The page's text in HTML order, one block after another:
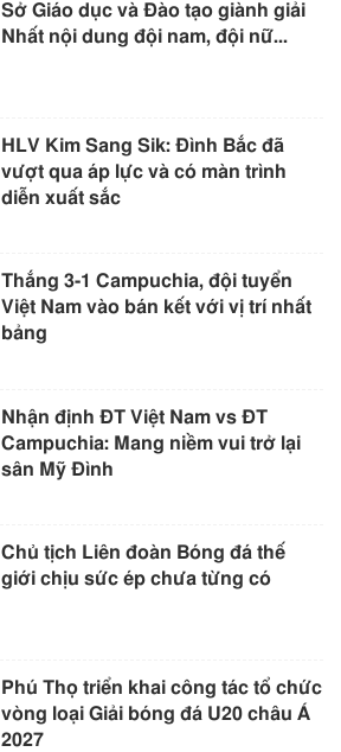
Sở Giáo dục và Đào tạo giành giải
Nhất nội dung đội nam, đội nữ...
HLV Kim Sang Sik: Đình Bắc đã
vượt qua áp lực và có màn trình
diễn xuất sắc
Thắng 3-1 Campuchia, đội tuyển
Việt Nam vào bán kết với vị trí nhất
bảng
Nhận định ĐT Việt Nam vs ĐT
Campuchia: Mang niềm vui trở lại
sân Mỹ Đình
Chủ tịch Liên đoàn Bóng đá thế
giới chịu sức ép chưa từng có
Phú Thọ triển khai công tác tổ chức
vòng loại Giải bóng đá U20 châu Á
2027